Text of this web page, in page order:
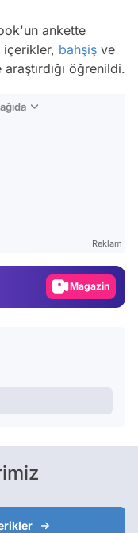
ankette
içerikler, bahşiş ve
öğrenildi.
Reklam
Magazin